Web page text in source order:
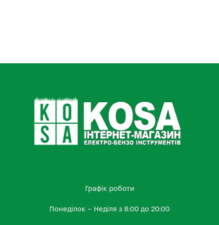
Графік роботи
Понеділок – Неділя з 8:00 до 20:00